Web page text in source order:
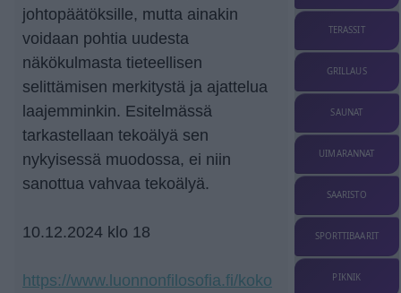
johtopäätöksille, mutta ainakin
voidaan pohtia uudesta
näkökulmasta tieteellisen
selittämisen merkitystä ja ajattelua
laajemminkin. Esitelmässä
tarkastellaan tekoälyä sen
nykyisessä muodossa, ei niin
sanottua vahvaa tekoälyä.
10.12.2024 klo 18
https://www.luonnonfilosofia.fi/koko
TERASSIT
GRILLAUS
SAUNAT
UIMARANNAT
SAARISTO
SPORTTIBAARIT
PIKNIK